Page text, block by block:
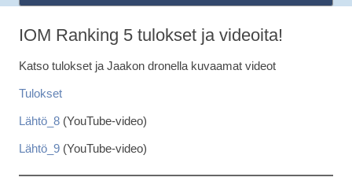
IOM Ranking 5 tulokset ja videoita!
Katso tulokset ja Jaakon dronella kuvaamat videot
Tulokset
Lähtö_8 (YouTube-video)
Lähtö_9 (YouTube-video)